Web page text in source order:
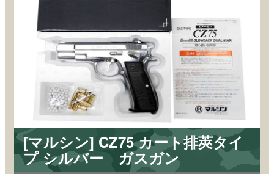
[マルシン] CZ75 カート排莢タイ
プ シルバー ガスガン